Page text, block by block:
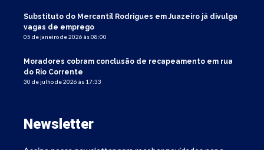
Substituto do Mercantil Rodrigues em Juazeiro já divulga
vagas de emprego
05 de janeiro de 2026 às 08:00
Moradores cobram conclusão de recapeamento em rua
do Rio Corrente
30 de julho de 2026 às 17:33
Newsletter